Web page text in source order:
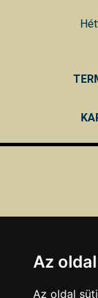
Az
Az oldal